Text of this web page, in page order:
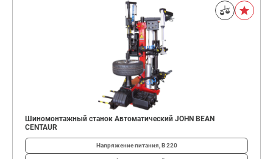
Шиномонтажный станок Автоматический JOHN BEAN
CENTAUR
Напряжение питания, В220